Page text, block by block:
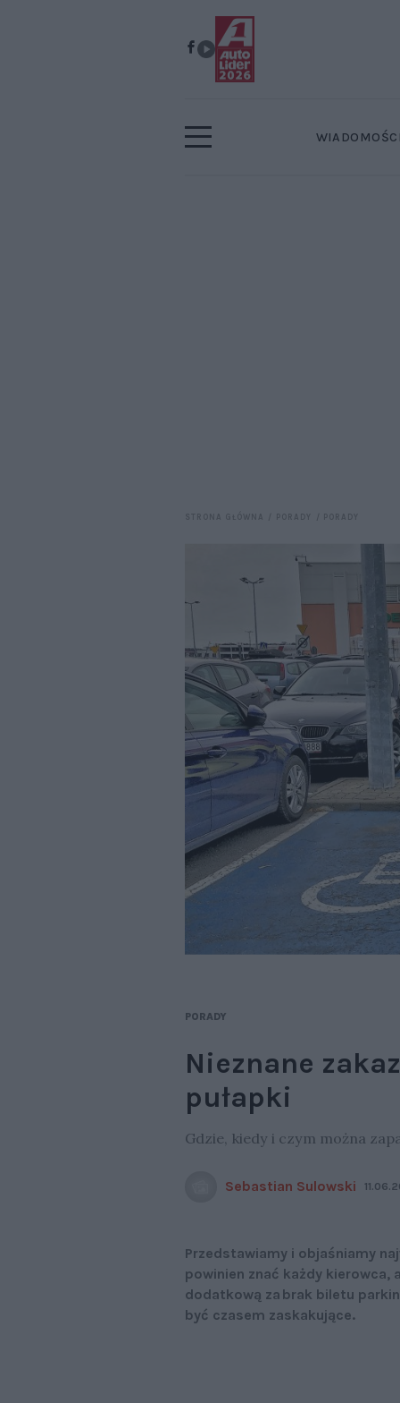
WIADOMOŚCI
PORADY
Nieznane
pułapki
Gdzie, kiedy i czym można
Sebastian Sulowski
Przedstawiamy i objaśniamy
powinien znać każdy kierowca,
dodatkową za brak biletu
być czasem zaskakujące.